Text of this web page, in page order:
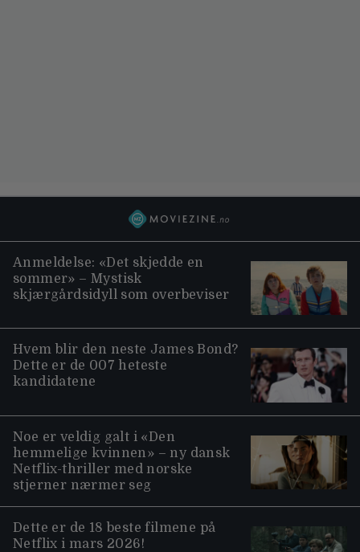
Anmeldelse: «Det skjedde en
sommer» – Mystisk
skjærgårdsidyll som overbeviser
Hvem blir den neste James Bond?
Dette er de 007 heteste
kandidatene
Noe er veldig galt i «Den
hemmelige kvinnen» – ny dansk
Netflix-thriller med norske
stjerner nærmer seg
Dette er de 18 beste filmene på
Netflix i mars 2026!